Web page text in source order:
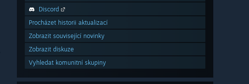
Discord
Procházet historii aktualizací
Zobrazit související novinky
Zobrazit diskuze
Vyhledat komunitní skupiny